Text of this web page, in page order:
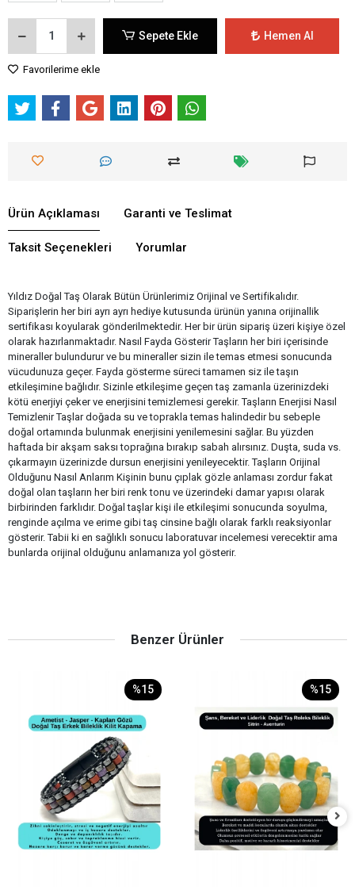
Sepete Ekle Hemen Al
Favorilerime ekle
Ürün Açıklaması Garanti ve Teslimat
Taksit Seçenekleri Yorumlar
Yıldız Doğal Taş Olarak Bütün Ürünlerimiz Orijinal ve Sertifikalıdır.
Siparişlerin her biri ayrı ayrı hediye kutusunda ürünün yanına orijinallik
sertifikası koyularak gönderilmektedir. Her bir ürün sipariş üzeri kişiye özel
olarak hazırlanmaktadır. Nasıl Fayda Gösterir Taşların her biri içerisinde
mineraller bulundurur ve bu mineraller sizin ile temas etmesi sonucunda
vücudunuza geçer. Fayda gösterme süreci tamamen siz ile taşın
etkileşimine bağlıdır. Sizinle etkileşime geçen taş zamanla üzerinizdeki
kötü enerjiyi çeker ve enerjisini temizlemesi gerekir. Taşların Enerjisi Nasıl
Temizlenir Taşlar doğada su ve toprakla temas halindedir bu sebeple
doğal ortamında bulunmak enerjisini yenilemesini sağlar. Bu yüzden
haftada bir akşam saksı toprağına bırakıp sabah alırsınız. Duşta, suda vs.
çıkarmayın üzerinizde dursun enerjisini yenileyecektir. Taşların Orijinal
Olduğunu Nasıl Anlarım Kişinin bunu çıplak gözle anlaması zordur fakat
doğal olan taşların her biri renk tonu ve üzerindeki damar yapısı olarak
birbirinden farklıdır. Doğal taşlar kişi ile etkileşimi sonucunda soyulma,
renginde açılma ve erime gibi taş cinsine bağlı olarak farklı reaksiyonlar
gösterir. Tabii ki en sağlıklı sonucu laboratuvar incelemesi verecektir ama
bunlarda orijinal olduğunu anlamanıza yol gösterir.
Benzer Ürünler
%15 %15